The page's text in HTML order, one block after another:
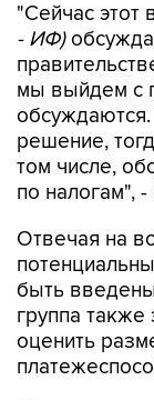
"Сейчас этот
- ИФ)
мы выйдем с
решение,
том числе,
по налогам", -
Отвечая на
быть
группа также
оценить